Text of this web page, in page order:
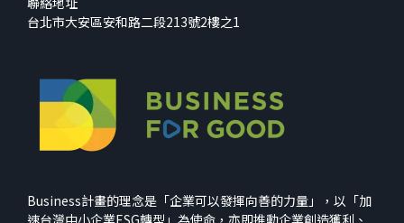
台北市大安區安和路二段213號2樓之1
Business計畫的理念是「企業可以發揮向善的力量」，以「加